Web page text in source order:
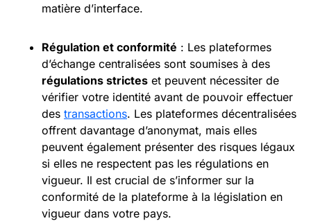
matière d’interface.
Régulation et conformité : Les plateformes
d’échange centralisées sont soumises à des
régulations strictes et peuvent nécessiter de
vérifier votre identité avant de pouvoir effectuer
des transactions. Les plateformes décentralisées
offrent davantage d’anonymat, mais elles
peuvent également présenter des risques légaux
si elles ne respectent pas les régulations en
vigueur. Il est crucial de s’informer sur la
conformité de la plateforme à la législation en
vigueur dans votre pays.